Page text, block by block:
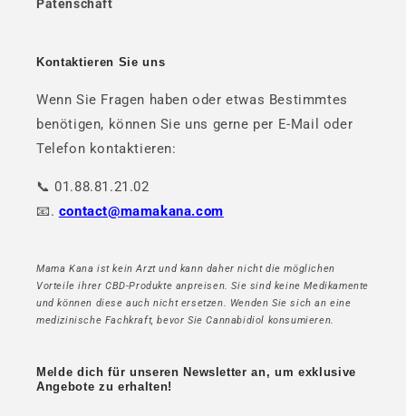
Patenschaft
Kontaktieren Sie uns
Wenn Sie Fragen haben oder etwas Bestimmtes
benötigen, können Sie uns gerne per E-Mail oder
Telefon kontaktieren:
📞 01.88.81.21.02
📧. contact@mamakana.com
Mama Kana ist kein Arzt und kann daher nicht die möglichen
Vorteile ihrer CBD-Produkte anpreisen. Sie sind keine Medikamente
und können diese auch nicht ersetzen. Wenden Sie sich an eine
medizinische Fachkraft, bevor Sie Cannabidiol konsumieren.
Melde dich für unseren Newsletter an, um exklusive
Angebote zu erhalten!